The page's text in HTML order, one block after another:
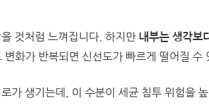
것처럼 느껴집니다. 하지만 내부는 생각보
화가 반복되면 신선도가 빠르게 떨어질 수
가 생기는데, 이 수분이 세균 침투 위험을